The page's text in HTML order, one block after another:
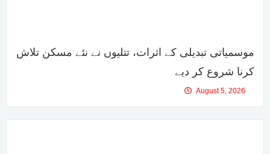
موسمیاتی تبدیلی کے اثرات، تتلیوں نے نئے مسکن تلاش
کرنا شروع کر دیے
August 5, 2026